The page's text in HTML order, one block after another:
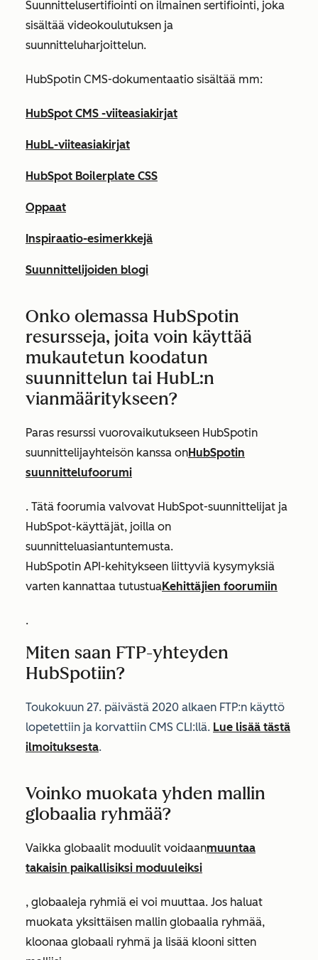
Suunnittelusertifiointi on ilmainen sertifiointi, joka
sisältää videokoulutuksen ja
suunnitteluharjoittelun.
HubSpotin CMS-dokumentaatio sisältää mm:
HubSpot CMS -viiteasiakirjat
HubL-viiteasiakirjat
HubSpot Boilerplate CSS
Oppaat
Inspiraatio-esimerkkejä
Suunnittelijoiden blogi
Onko olemassa HubSpotin
resursseja, joita voin käyttää
mukautetun koodatun
suunnittelun tai HubL:n
vianmääritykseen?
Paras resurssi vuorovaikutukseen HubSpotin
suunnittelijayhteisön kanssa onHubSpotin
suunnittelufoorumi
. Tätä foorumia valvovat HubSpot-suunnittelijat ja
HubSpot-käyttäjät, joilla on
suunnitteluasiantuntemusta.
HubSpotin API-kehitykseen liittyviä kysymyksiä
varten kannattaa tutustuaKehittäjien foorumiin
.
Miten saan FTP-yhteyden
HubSpotiin?
Toukokuun 27. päivästä 2020 alkaen FTP:n käyttö
lopetettiin ja korvattiin CMS CLI:llä. Lue lisää tästä
ilmoituksesta.
Voinko muokata yhden mallin
globaalia ryhmää?
Vaikka globaalit moduulit voidaanmuuntaa
takaisin paikallisiksi moduuleiksi
, globaaleja ryhmiä ei voi muuttaa. Jos haluat
muokata yksittäisen mallin globaalia ryhmää,
kloonaa globaali ryhmä ja lisää klooni sitten